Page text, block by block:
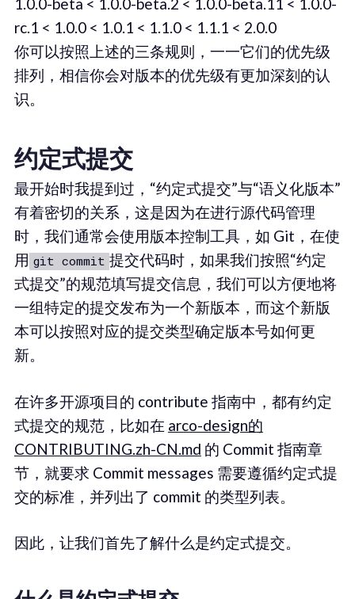
rc.1 < 1.0.0 < 1.0.1 < 1.1.0 < 1.1.1 < 2.0.0
你可以按照上述的三条规则，一一它们的优先级
排列，相信你会对版本的优先级有更加深刻的认
识。
约定式提交
最开始时我提到过，“约定式提交”与“语义化版本”
有着密切的关系，这是因为在进行源代码管理
时，我们通常会使用版本控制工具，如 Git，在使
用 git commit 提交代码时，如果我们按照“约定
式提交”的规范填写提交信息，我们可以方便地将
一组特定的提交发布为一个新版本，而这个新版
本可以按照对应的提交类型确定版本号如何更
新。
在许多开源项目的 contribute 指南中，都有约定
式提交的规范，比如在 arco-design的
CONTRIBUTING.zh-CN.md 的 Commit 指南章
节，就要求 Commit messages 需要遵循约定式提
交的标准，并列出了 commit 的类型列表。
因此，让我们首先了解什么是约定式提交。